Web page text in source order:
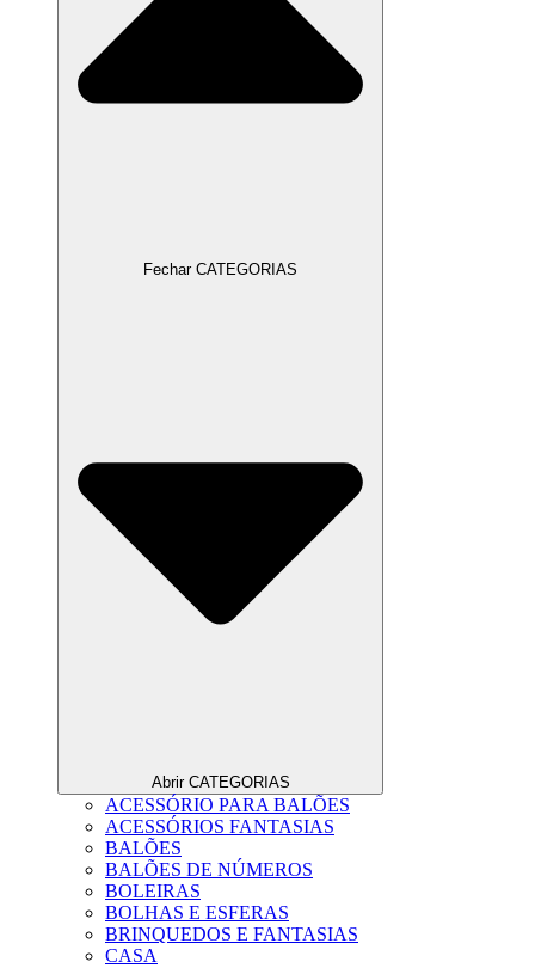
Fechar CATEGORIAS
Abrir CATEGORIAS
ACESSÓRIO PARA BALÕES
ACESSÓRIOS FANTASIAS
BALÕES
BALÕES DE NÚMEROS
BOLEIRAS
BOLHAS E ESFERAS
BRINQUEDOS E FANTASIAS
CASA